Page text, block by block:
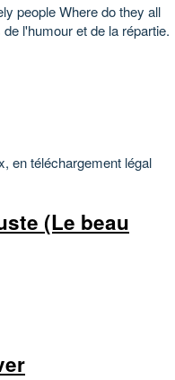
people Where do they all
l'humour et de la répartie.
en téléchargement légal
(Le beau